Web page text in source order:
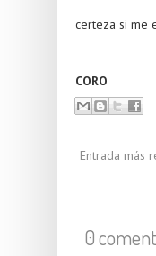
certeza si me
CORO
Entrada más
0